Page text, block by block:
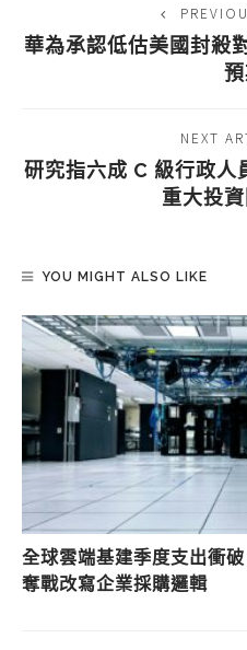
華為承認低估美國封殺
NEXT
研究指六成 C 級行政人
重大投
YOU MIGHT ALSO LIKE
全球雲端基建季度支出衝
奪戰改寫企業採購邏輯